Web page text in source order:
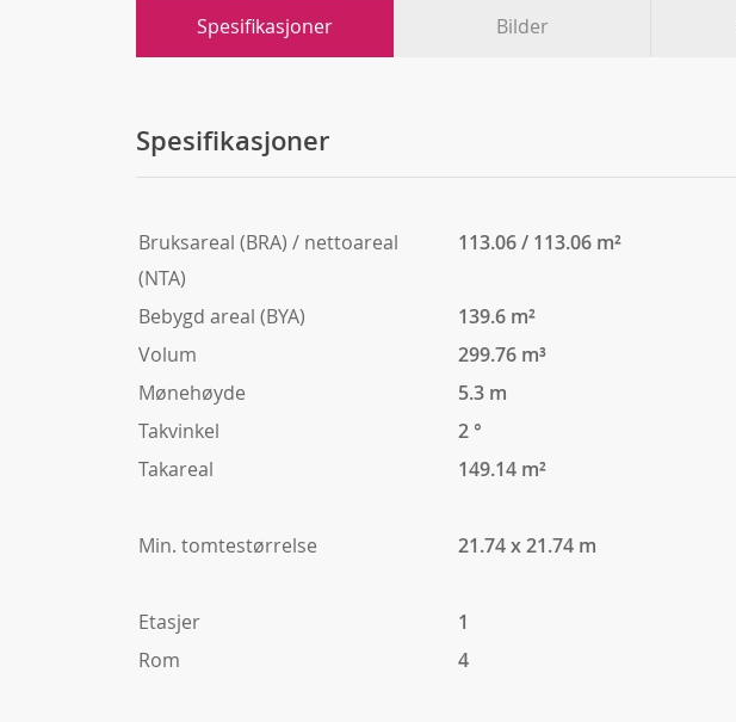
Spesifikasjoner Bilder
Spesifikasjoner
Bruksareal (BRA) / nettoareal
(NTA)
113.06 / 113.06 m²
Bebygd areal (BYA)
139.6 m²
Volum
299.76 m³
Mønehøyde
5.3 m
Takvinkel
2 °
Takareal
149.14 m²
Min. tomtestørrelse 21.74 x 21.74 m
Etasjer
1
Rom
4